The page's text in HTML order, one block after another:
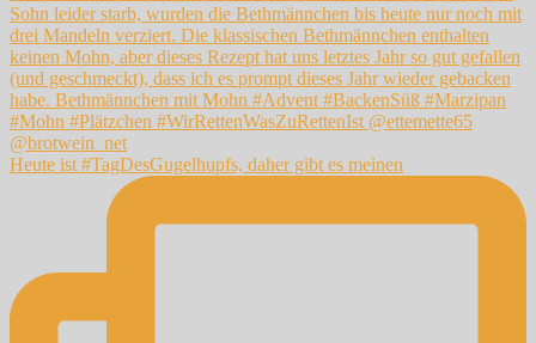
Heute ist #TagDesGugelhupfs, daher gibt es meinen